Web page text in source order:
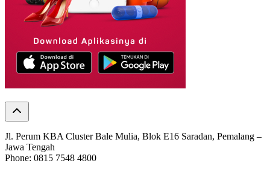
Jl. Perum KBA Cluster Bale Mulia, Blok E16 Saradan, Pemalang –
Jawa Tengah
Phone: 0815 7548 4800